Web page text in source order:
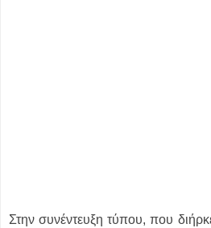
Στην συνέντευξη τύπου, που